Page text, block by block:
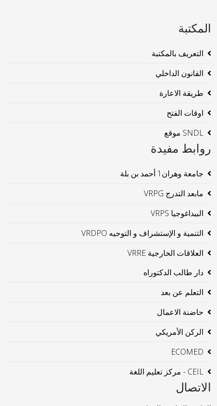
المكتبة
التعريف بالمكتبة
القانون الداخلي
طريقة الاعارة
اوقات الفتح
SNDL موقع
روابط مفيدة
جامعة وهران1 أحمد بن بلة
مابعد التدرج VRPG
البيداغوجيا VRPS
التنمية و الإستشراف و التوجيه VRDPO
العلاقات الخارجية VRRE
دار طالب الدكتوراه
التعلم عن بعد
حاضنة الاعمال
الركن الأمريكي
ECOMED
CEIL - مركز تعليم اللغة
الاتصال